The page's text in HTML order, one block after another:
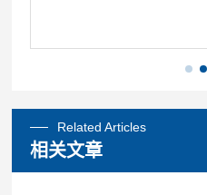
Related Articles
相关文章